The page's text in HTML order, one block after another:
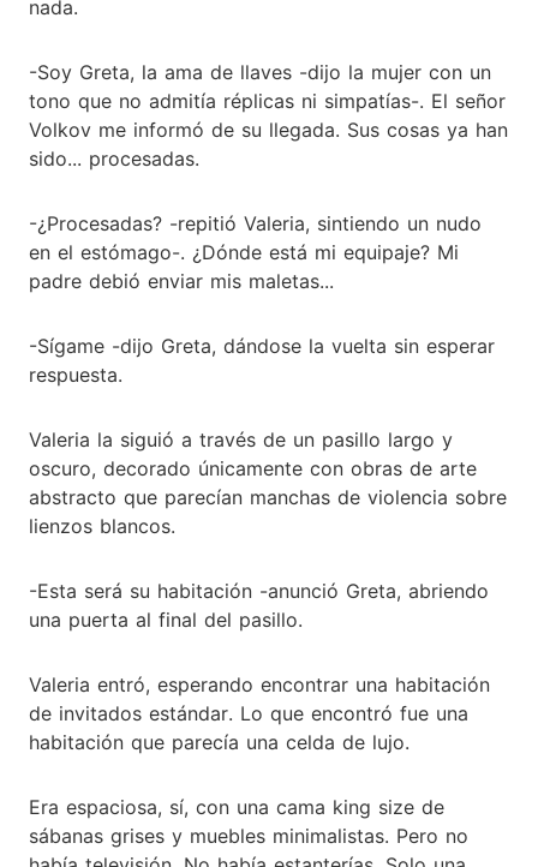
nada.
-Soy Greta, la ama de llaves -dijo la mujer con un
tono que no admitía réplicas ni simpatías-. El señor
Volkov me informó de su llegada. Sus cosas ya han
sido... procesadas.
-¿Procesadas? -repitió Valeria, sintiendo un nudo
en el estómago-. ¿Dónde está mi equipaje? Mi
padre debió enviar mis maletas...
-Sígame -dijo Greta, dándose la vuelta sin esperar
respuesta.
Valeria la siguió a través de un pasillo largo y
oscuro, decorado únicamente con obras de arte
abstracto que parecían manchas de violencia sobre
lienzos blancos.
-Esta será su habitación -anunció Greta, abriendo
una puerta al final del pasillo.
Valeria entró, esperando encontrar una habitación
de invitados estándar. Lo que encontró fue una
habitación que parecía una celda de lujo.
Era espaciosa, sí, con una cama king size de
sábanas grises y muebles minimalistas. Pero no